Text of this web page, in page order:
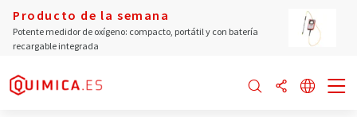
Producto de la semana
Potente medidor de oxígeno: compacto, portátil y con batería
recargable integrada